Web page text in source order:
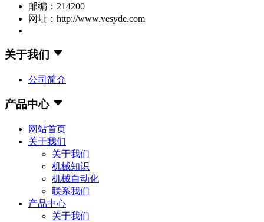
邮编：214200
网址：http://www.vesyde.com
关于我们
公司简介
产品中心
网站首页
关于我们
关于我们
机械知识
机械自动化
联系我们
产品中心
关于我们